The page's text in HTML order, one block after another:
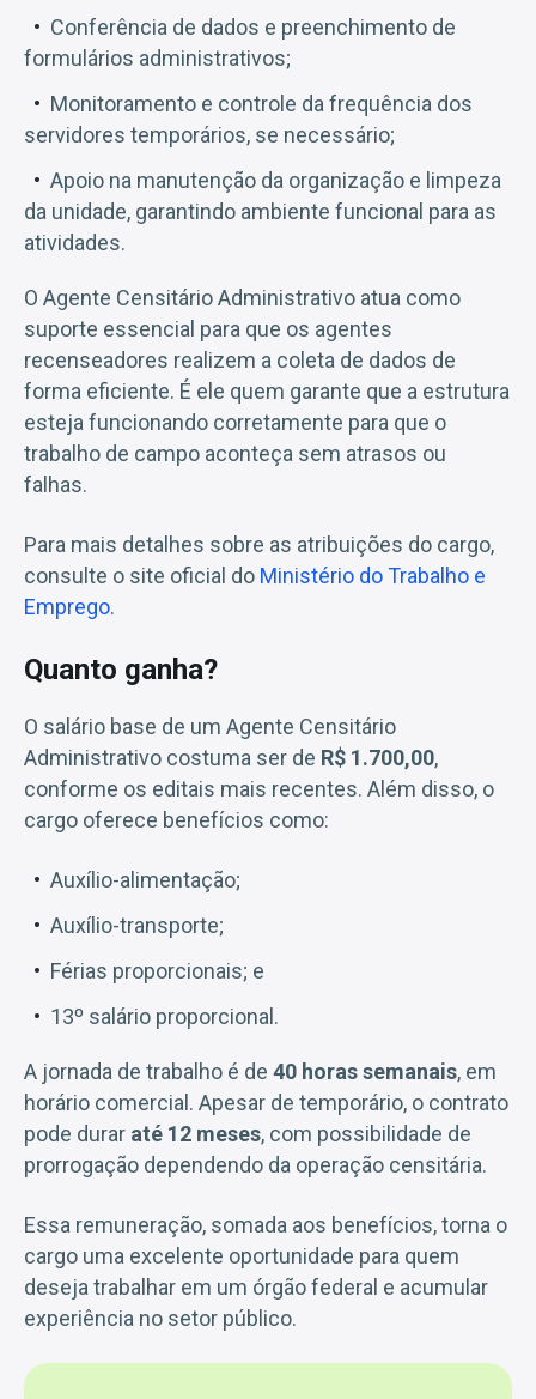
Conferência de dados e preenchimento de
formulários administrativos;
Monitoramento e controle da frequência dos
servidores temporários, se necessário;
Apoio na manutenção da organização e limpeza
da unidade, garantindo ambiente funcional para as
atividades.
O Agente Censitário Administrativo atua como
suporte essencial para que os agentes
recenseadores realizem a coleta de dados de
forma eficiente. É ele quem garante que a estrutura
esteja funcionando corretamente para que o
trabalho de campo aconteça sem atrasos ou
falhas.
Para mais detalhes sobre as atribuições do cargo,
consulte o site oficial do Ministério do Trabalho e
Emprego.
Quanto ganha?
O salário base de um Agente Censitário
Administrativo costuma ser de R$ 1.700,00,
conforme os editais mais recentes. Além disso, o
cargo oferece benefícios como:
Auxílio-alimentação;
Auxílio-transporte;
Férias proporcionais; e
13º salário proporcional.
A jornada de trabalho é de 40 horas semanais, em
horário comercial. Apesar de temporário, o contrato
pode durar até 12 meses, com possibilidade de
prorrogação dependendo da operação censitária.
Essa remuneração, somada aos benefícios, torna o
cargo uma excelente oportunidade para quem
deseja trabalhar em um órgão federal e acumular
experiência no setor público.